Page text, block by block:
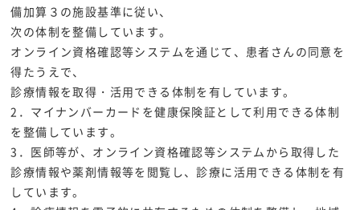
備加算３の施設基準に従い、
次の体制を整備しています。
オンライン資格確認等システムを通じて、患者さんの同意を
得たうえで、
診療情報を取得・活用できる体制を有しています。
2．マイナンバーカードを健康保険証として利用できる体制
を整備しています。
3．医師等が、オンライン資格確認等システムから取得した
診療情報や薬剤情報等を閲覧し、診療に活用できる体制を有
しています。